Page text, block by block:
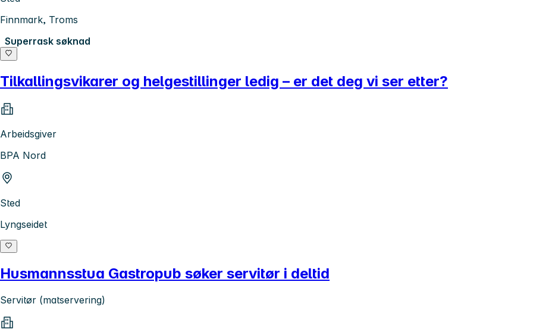
Finnmark, Troms
Superrask søknad
Tilkallingsvikarer og helgestillinger ledig – er det deg vi ser etter?
Arbeidsgiver
BPA Nord
Sted
Lyngseidet
Husmannsstua Gastropub søker servitør i deltid
Servitør (matservering)